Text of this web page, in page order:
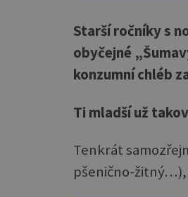
Starší ročníky s
obyčejné
konzumní chléb
Ti mladší už
Tenkrát
pšenično-žitný…),